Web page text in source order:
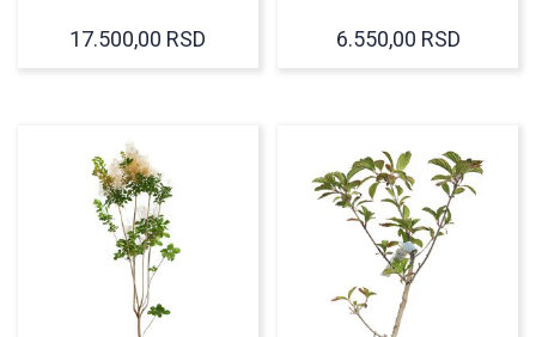
17.500,00 RSD 6.550,00 RSD